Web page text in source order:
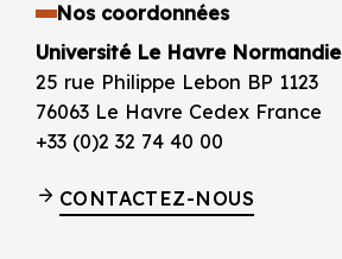
Nos coordonnées
Université Le Havre Normandie
25 rue Philippe Lebon BP 1123
76063 Le Havre Cedex France
+33 (0)2 32 74 40 00
CONTACTEZ-NOUS